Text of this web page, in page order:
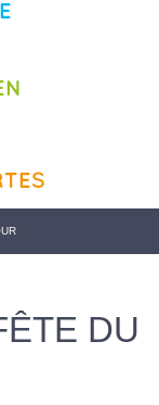
DU